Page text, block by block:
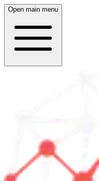
Open main menu